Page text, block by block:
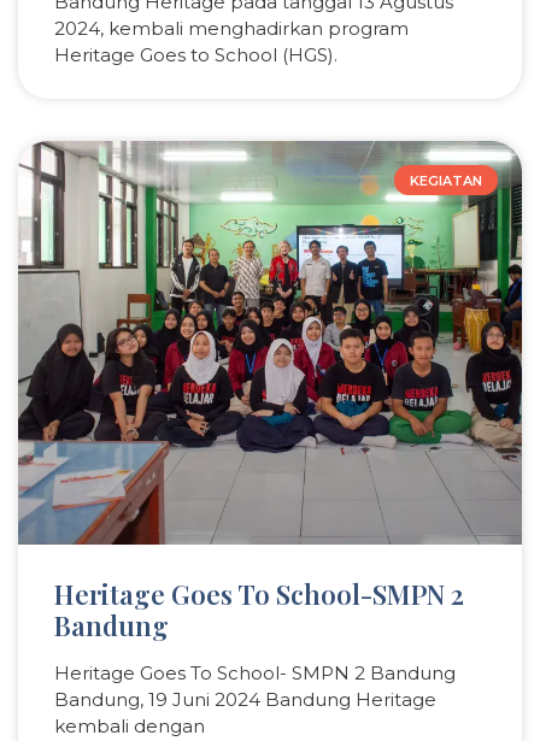
2024, kembali menghadirkan program
Heritage Goes to School (HGS).
KEGIATAN
Heritage Goes To School-SMPN 2
Bandung
Heritage Goes To School- SMPN 2 Bandung
Bandung, 19 Juni 2024 Bandung Heritage
kembali dengan